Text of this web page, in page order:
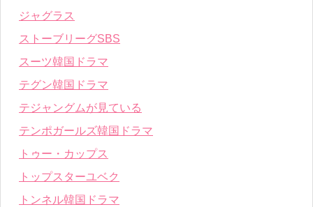
ジャグラス
ストーブリーグSBS
スーツ韓国ドラマ
テグン韓国ドラマ
テジャングムが見ている
テンポガールズ韓国ドラマ
トゥー・カップス
トップスターユベク
トンネル韓国ドラマ